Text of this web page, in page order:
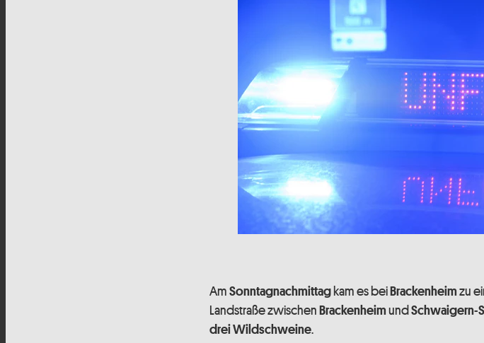
Am Sonntagnachmittag kam es beiBrackenheim zu
Landstraße zwischen Brackenheim undSchwaigern-
drei Wildschweine.